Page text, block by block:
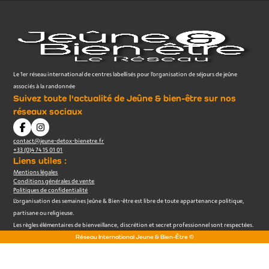
Le 1er réseau international de centres labellisés pour l’organisation de séjours de jeûne
associés à la randonnée
Suivez toute l'actualité de Jeûne & bien-être sur nos
réseaux sociaux
contact@jeune-detox-bienetre.fr
+33 (0)4 74 15 01 01
Liens utiles :
Mentions légales
Conditions générales de vente
Politiques de confidentialité
L’organisation des semaines Jeûne & Bien-être est libre de toute appartenance politique,
partisane ou religieuse.
Les règles élémentaires de bienveillance, discrétion et secret professionnel sont respectées.
Réseau International Jeune & Bien-Être ©